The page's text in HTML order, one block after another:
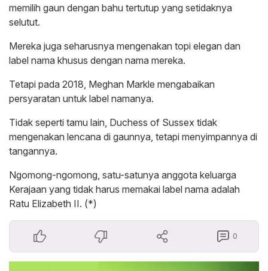
memilih gaun dengan bahu tertutup yang setidaknya
selutut.
Mereka juga seharusnya mengenakan topi elegan dan
label nama khusus dengan nama mereka.
Tetapi pada 2018, Meghan Markle mengabaikan
persyaratan untuk label namanya.
Tidak seperti tamu lain, Duchess of Sussex tidak
mengenakan lencana di gaunnya, tetapi menyimpannya di
tangannya.
Ngomong-ngomong, satu-satunya anggota keluarga
Kerajaan yang tidak harus memakai label nama adalah
Ratu Elizabeth II. (*)
0